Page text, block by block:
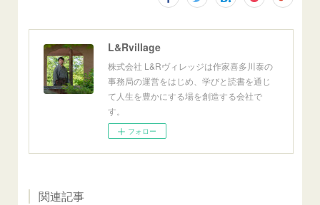
L&Rvillage
株式会社 L&Rヴィレッジは作家喜多川泰の
事務局の運営をはじめ、学びと読書を通じ
て人生を豊かにする場を創造する会社で
す。
フォロー
関連記事